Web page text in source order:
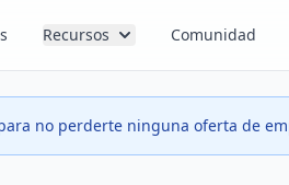
Recursos Comunidad
no perderte ninguna oferta de